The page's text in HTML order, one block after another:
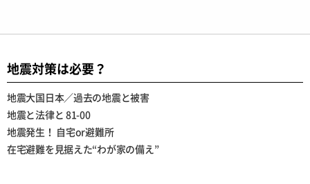
地震対策は必要？
地震大国日本／過去の地震と被害
地震と法律と 81-00
地震発生！ 自宅or避難所
在宅避難を見据えた“わが家の備え”